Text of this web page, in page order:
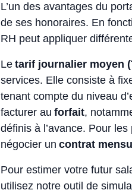
L’un des avantages du
de ses honoraires. En
RH peut appliquer
Le tarif journalier moyen
services. Elle consiste à
tenant compte du niveau
facturer au forfait,
définis à l’avance. Pour
négocier un contrat
Pour estimer votre futur
utilisez notre outil de